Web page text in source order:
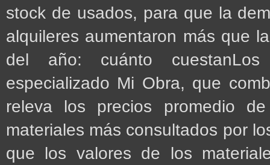
stock de usados, para que la
alquileres aumentaron más que
del año: cuánto
especializado Mi Obra, que
releva los precios promedio
materiales más consultados por
que los valores de los